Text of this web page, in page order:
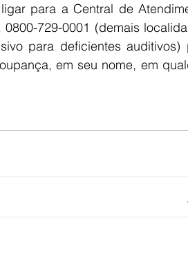
para a Central de
729-0001 (demais
para deficientes auditivos)
em seu nome, em